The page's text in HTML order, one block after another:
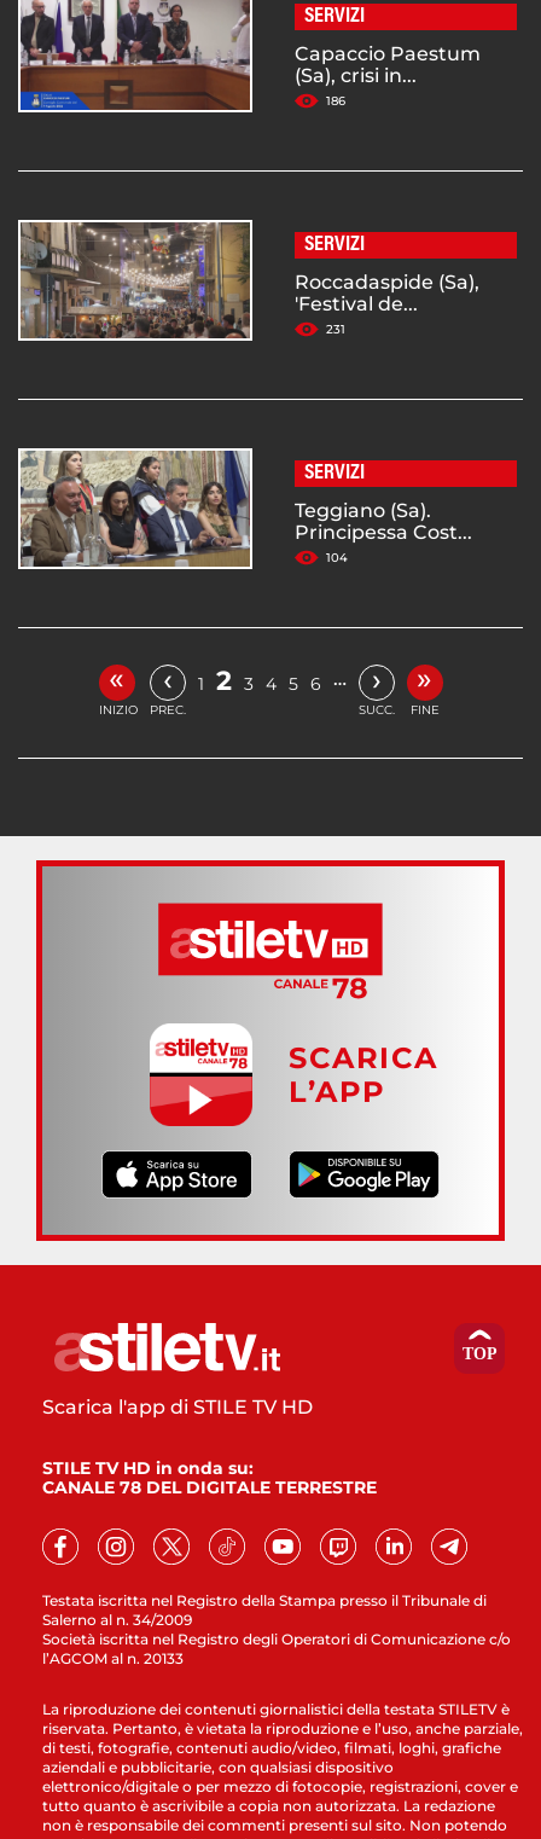
SERVIZI
Capaccio Paestum
(Sa), crisi in...
186
SERVIZI
Roccadaspide (Sa),
'Festival de...
231
SERVIZI
Teggiano (Sa).
Principessa Cost...
104
«
INIZIO
‹
PREC.
1 2 3 4 5 6 … ›
SUCC.
»
FINE
SCARICA
L’APP
Testata iscritta nel Registro della Stampa presso il Tribunale di
Salerno al n. 34/2009
Società iscritta nel Registro degli Operatori di Comunicazione c/o
l’AGCOM al n. 20133
Scarica l'app di STILE TV HD
STILE TV HD in onda su:
CANALE 78 DEL DIGITALE TERRESTRE
La riproduzione dei contenuti giornalistici della testata STILETV è
riservata. Pertanto, è vietata la riproduzione e l’uso, anche parziale,
di testi, fotografie, contenuti audio/video, filmati, loghi, grafiche
aziendali e pubblicitarie, con qualsiasi dispositivo
elettronico/digitale o per mezzo di fotocopie, registrazioni, cover e
tutto quanto è ascrivibile a copia non autorizzata. La redazione
non è responsabile dei commenti presenti sul sito. Non potendo